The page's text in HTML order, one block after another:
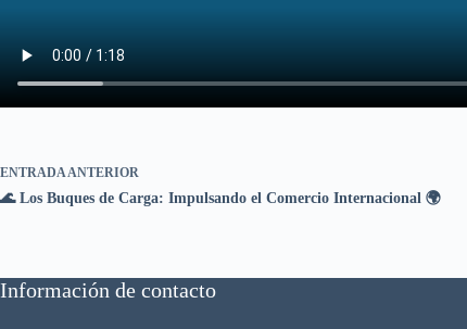
ENTRADAANTERIOR
🌊 Los Buques de Carga: Impulsando el Comercio Internacional 🌍
Información de contacto